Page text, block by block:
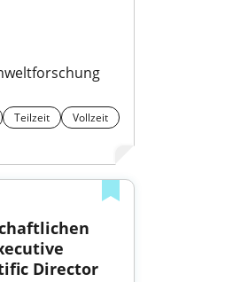
Teilzeit Vollzeit
Director